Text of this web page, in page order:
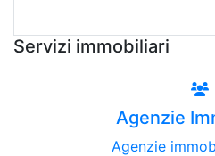
Servizi immobiliari
Agenzie
Agenzie